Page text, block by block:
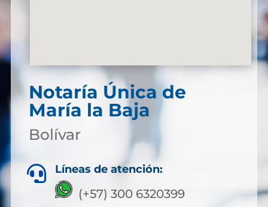
Notaría Única de
María la Baja
Bolívar
 Líneas de atención:
(+57) 300 6320399